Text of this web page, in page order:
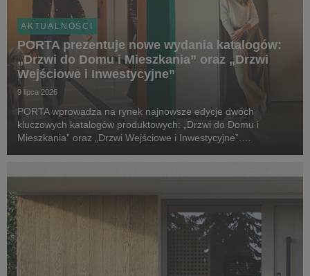
AKTUALNOŚCI
PORTA prezentuje nowe wydania katalogów:
„Drzwi do Domu i Mieszkania” oraz „Drzwi
Wejściowe i Inwestycyjne”
9 lipca 2026
PORTA wprowadza na rynek najnowsze edycje dwóch
kluczowych katalogów produktowych: „Drzwi do Domu i
Mieszkania” oraz „Drzwi Wejściowe i Inwestycyjne”.
odpowiadają ...